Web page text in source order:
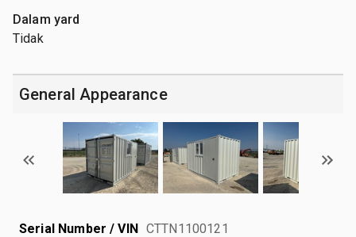
Dalam yard
Tidak
General Appearance
Serial Number / VIN CTTN1100121